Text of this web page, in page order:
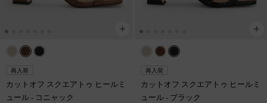
再入荷
カットオフ スクエアトゥ ヒールミ
ュール- コニャック
再入荷
カットオフ スクエアトゥ ヒールミ
ュール- ブラック